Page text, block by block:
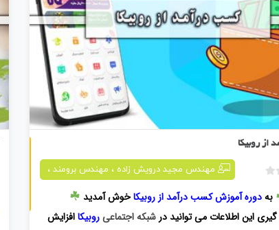
از روبیکا
د
و
ن
مهندس مجید درویش زاده ، مهندس برومند،
بهدوره آموزش کسب درآمد از روبیکاخوش آمدید
گیری این اطلاعات می توانید درشبکه اجتماعیروبیکاافزایش